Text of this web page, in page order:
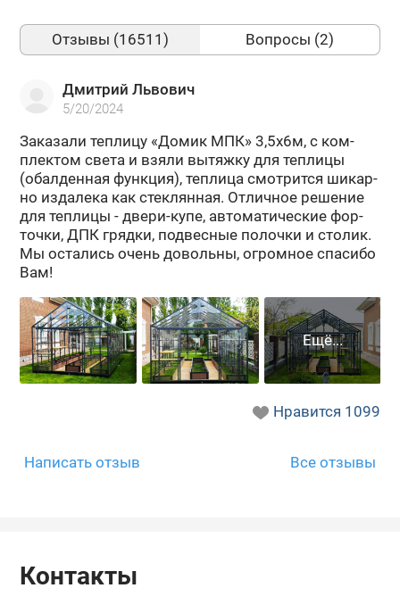
Отзывы (16511) Вопросы (2)
Дмитрий Львович
5/20/2024
За­ка­за­ли теп­ли­цу «Домик МПК» 3,5х6м, с ком­
плек­том света и взяли вы­тяж­ку для теп­ли­цы
(обал­ден­ная функ­ция), теп­ли­ца смот­рит­ся ши­кар­
но из­да­ле­ка как стек­лян­ная. От­лич­ное ре­ше­ние
для теп­ли­цы - двери-​купе, ав­то­ма­ти­че­ские фор­
точ­ки, ДПК гряд­ки, под­вес­ные по­лоч­ки и сто­лик.
Мы оста­лись очень до­воль­ны, огром­ное спа­си­бо
Вам!
Нравится 1099
Написать отзыв Все отзывы
Контакты